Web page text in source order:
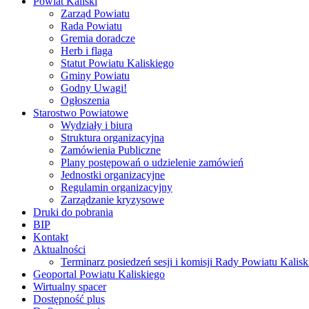
Zarząd Powiatu
Rada Powiatu
Gremia doradcze
Herb i flaga
Statut Powiatu Kaliskiego
Gminy Powiatu
Godny Uwagi!
Ogłoszenia
Starostwo Powiatowe
Wydziały i biura
Struktura organizacyjna
Zamówienia Publiczne
Plany postępowań o udzielenie zamówień
Jednostki organizacyjne
Regulamin organizacyjny
Zarządzanie kryzysowe
Druki do pobrania
BIP
Kontakt
Aktualności
Terminarz posiedzeń sesji i komisji Rady Powiatu
Geoportal Powiatu Kaliskiego
Wirtualny spacer
Dostępność plus